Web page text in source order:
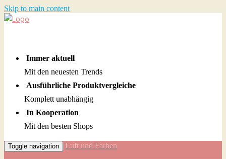
Skip to main content
Immer aktuell
Mit den neuesten Trends
Ausführliche Produktvergleiche
Komplett unabhängig
In Kooperation
Mit den besten Shops
Toggle navigation Luft und Farben